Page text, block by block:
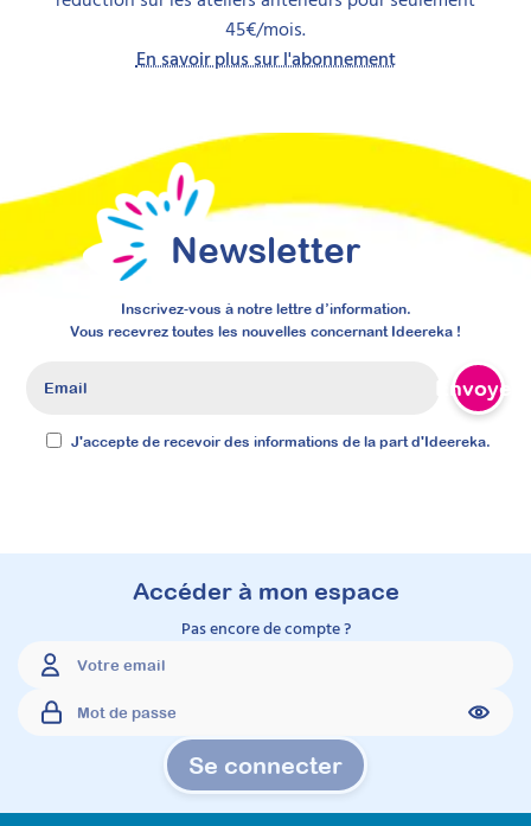
Prise en charge de la
TND
neuro-développementaux, en favorisant
l'observation clinique et la psycho-éducation
Formations
45€/mois.
En savoir plus sur l'abonnement
Newsletter
Inscrivez-vous à notre lettre d’information.
Vous recevrez toutes les nouvelles concernant Ideereka !
Envoyer
J'accepte de recevoir des informations de la part d'Ideereka.
Accéder à mon espace
Pas encore de compte ?
Se connecter